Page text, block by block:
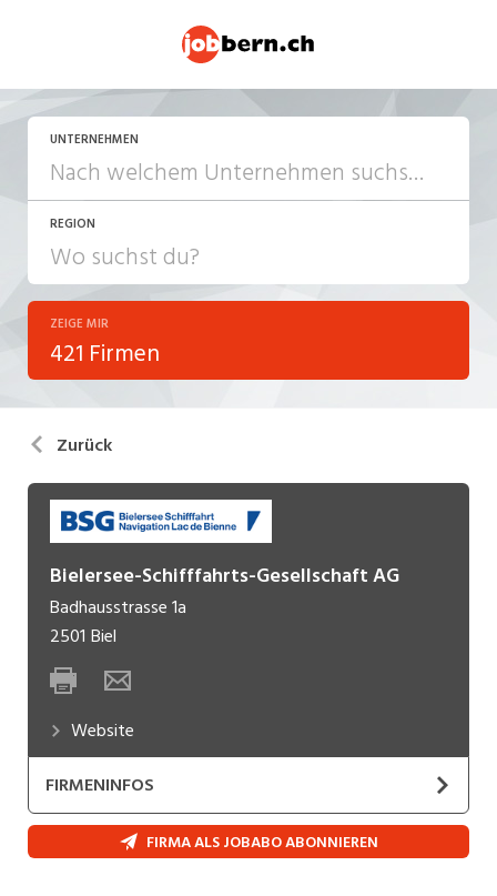
UNTERNEHMEN
REGION
ZEIGE MIR
421 Firmen
Zurück
Bielersee-Schifffahrts-Gesellschaft AG
Badhausstrasse 1a
2501 Biel
Website
FIRMENINFOS
Die BSG ist das grösste touristische Unternehmen
im Drei-Seen-Land und erschliesst den längsten
FIRMA ALS JOBABO ABONNIEREN